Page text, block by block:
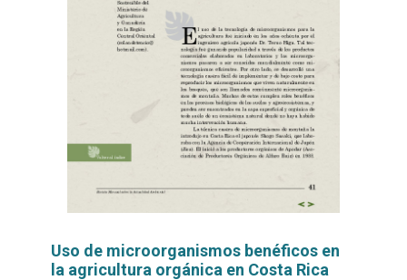
Uso de microorganismos benéficos en
la agricultura orgánica en Costa Rica